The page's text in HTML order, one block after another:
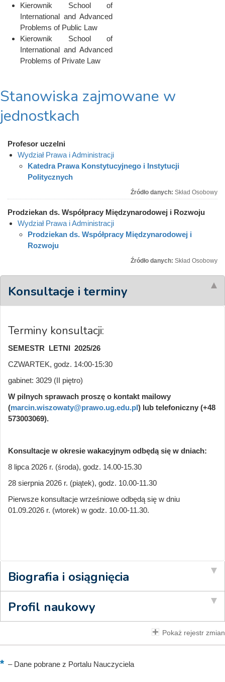
Kierownik School of
International and Advanced
Problems of Public Law
Kierownik School of
International and Advanced
Problems of Private Law
Stanowiska zajmowane w
jednostkach
Profesor uczelni
Wydział Prawa i Administracji
Katedra Prawa Konstytucyjnego i Instytucji
Politycznych
Źródło danych: Skład Osobowy
Prodziekan ds. Współpracy Międzynarodowej i Rozwoju
Wydział Prawa i Administracji
Prodziekan ds. Współpracy Międzynarodowej i
Rozwoju
Źródło danych: Skład Osobowy
Konsultacje i terminy
Terminy konsultacji:
SEMESTR LETNI 2025/26
CZWARTEK, godz. 14:00-15:30
gabinet: 3029 (II piętro)
W pilnych sprawach proszę o kontakt mailowy
(marcin.wiszowaty@prawo.ug.edu.pl) lub telefoniczny (+48
573003069).
Konsultacje w okresie wakacyjnym odbędą się w dniach:
8 lipca 2026 r. (środa), godz. 14.00-15.30
28 sierpnia 2026 r. (piątek), godz. 10.00-11.30
Pierwsze konsultacje wrześniowe odbędą się w dniu
01.09.2026 r. (wtorek) w godz. 10.00-11.30.
Biografia i osiągnięcia
Profil naukowy
Pokaż rejestr zmian
–Dane pobrane z Portalu Nauczyciela